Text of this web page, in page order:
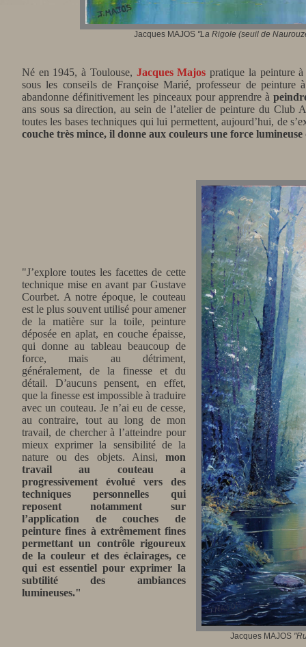
Jacques MAJOS "La Rigole (seuil de
Né en 1945, à Toulouse, Jacques Majos pratique la peinture
sous les conseils de Françoise Marié, professeur de
abandonne définitivement les pinceaux pour apprendre à
ans sous sa direction, au sein de l’atelier de peinture du
toutes les bases techniques qui lui permettent, aujourd’hui, de
couche très mince, il donne aux couleurs une force
Jacques MAJOS "
"J’explore toutes les facettes de cette
technique mise en avant par Gustave
Courbet. A notre époque, le couteau
est le plus souvent utilisé pour amener
de la matière sur la toile, peinture
déposée en aplat, en couche épaisse,
qui donne au tableau beaucoup de
force, mais au détriment,
généralement, de la finesse et du
détail. D’aucuns pensent, en effet,
que la finesse est impossible à traduire
avec un couteau. Je n’ai eu de cesse,
au contraire, tout au long de mon
travail, de chercher à l’atteindre pour
mieux exprimer la sensibilité de la
nature ou des objets. Ainsi, mon
travail au couteau a
progressivement évolué vers des
techniques personnelles qui
reposent notamment sur
l’application de couches de
peinture fines à extrêmement fines
permettant un contrôle rigoureux
de la couleur et des éclairages, ce
qui est essentiel pour exprimer la
subtilité des ambiances
lumineuses."